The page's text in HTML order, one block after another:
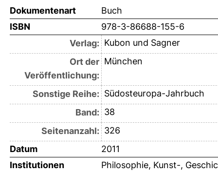
Dokumentenart
Buch
ISBN
978-3-86688-155-6
Verlag: Kubon und Sagner
Ort der
Veröffentlichung:
München
Sonstige Reihe: Südosteuropa-Jahrbuch
Band: 38
Seitenanzahl: 326
Datum
2011
Institutionen
Philosophie, Kunst-,